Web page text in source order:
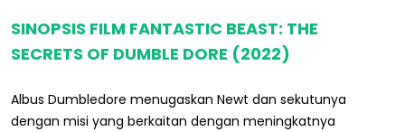
SINOPSIS FILM FANTASTIC BEAST: THE
SECRETS OF DUMBLE DORE (2022)
Albus Dumbledore menugaskan Newt dan sekutunya
dengan misi yang berkaitan dengan meningkatnya